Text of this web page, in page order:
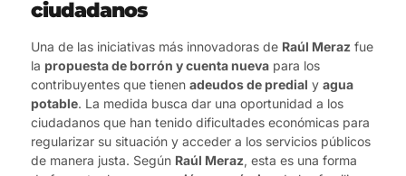
ciudadanos
Una de las iniciativas más innovadoras de Raúl Meraz fue
la propuesta de borrón y cuenta nueva para los
contribuyentes que tienen adeudos de predial y agua
potable. La medida busca dar una oportunidad a los
ciudadanos que han tenido dificultades económicas para
regularizar su situación y acceder a los servicios públicos
de manera justa. Según Raúl Meraz, esta es una forma